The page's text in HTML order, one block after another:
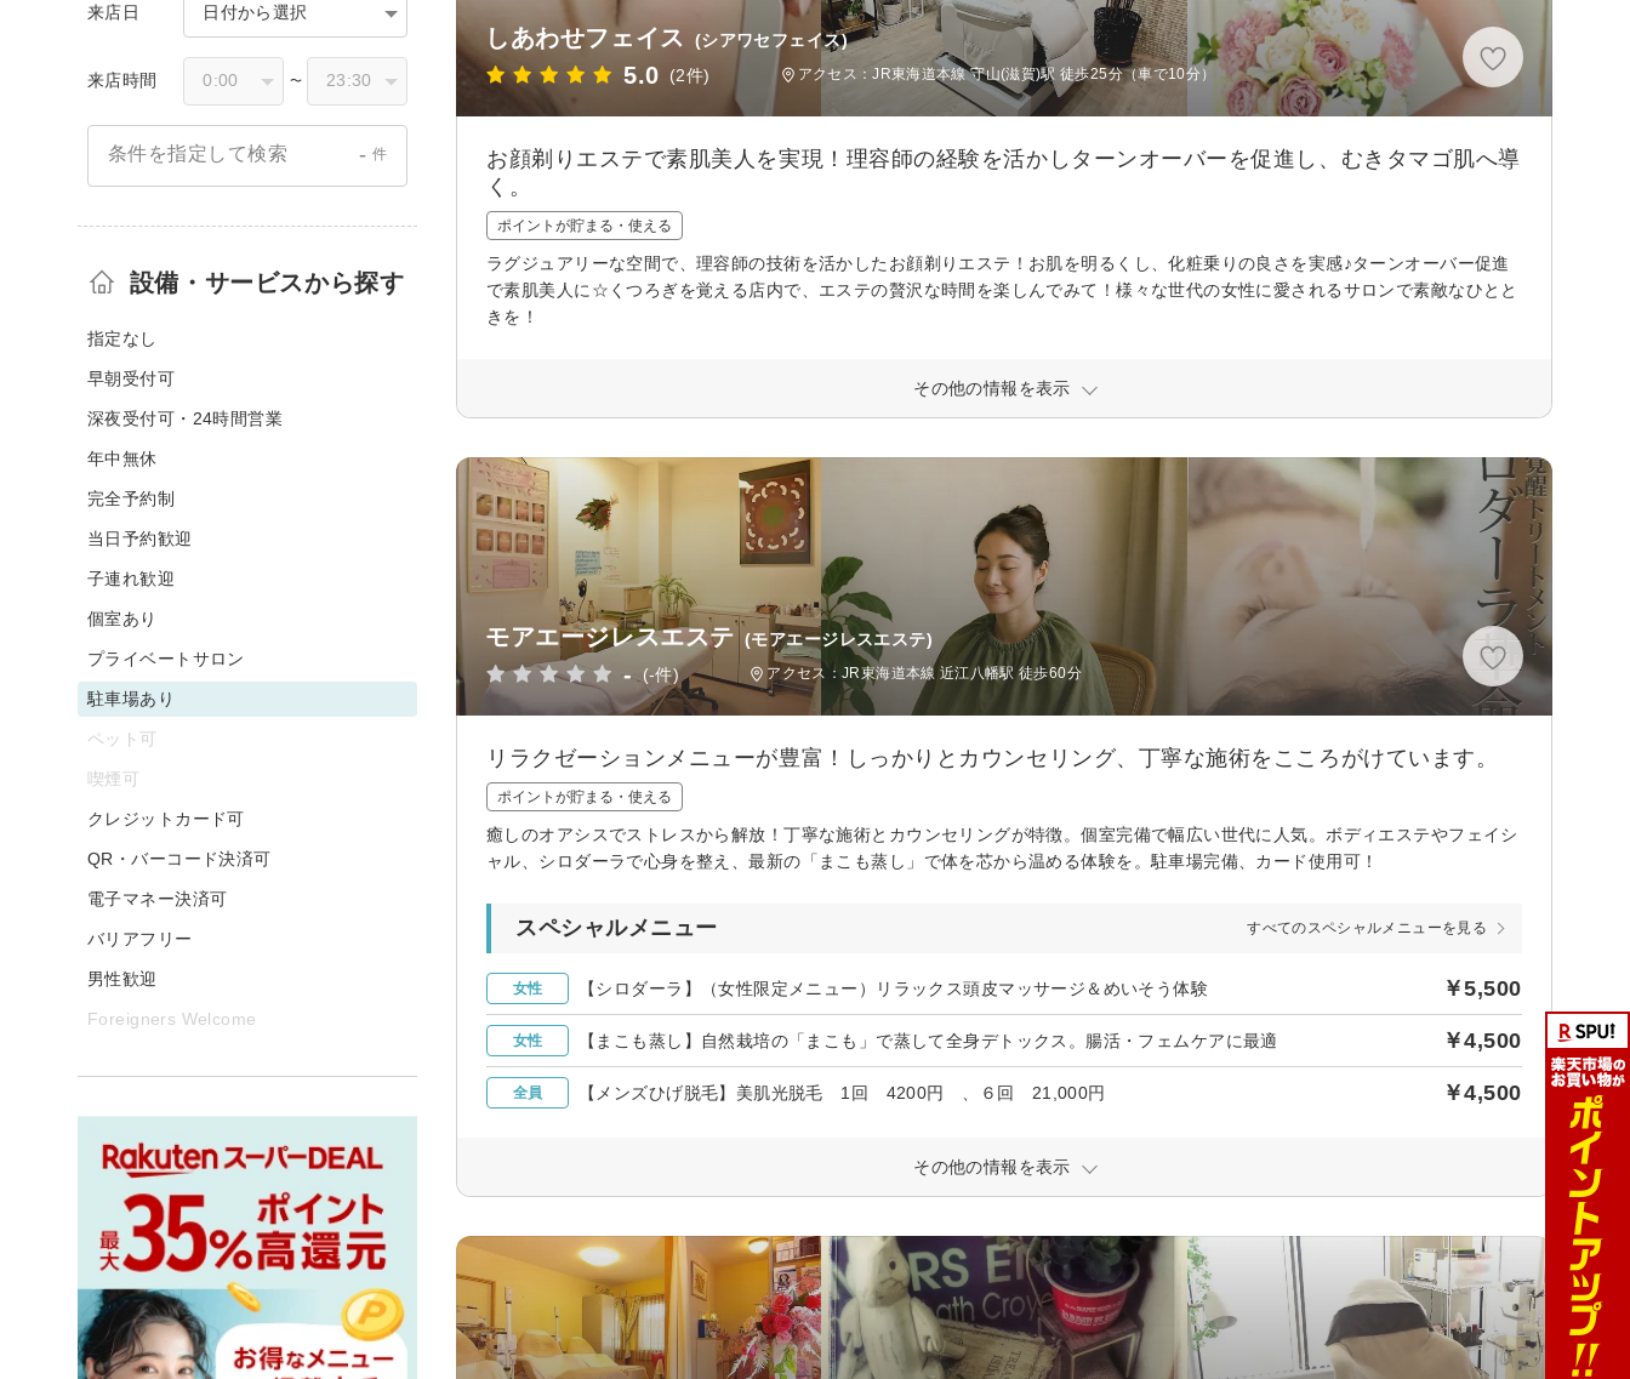
しあわせフェイス (シアワセフェイス)
5.0 (2件) アクセス：JR東海道本線 守山(滋賀)駅 徒歩25分（車で10分）
お顔剃りエステで素肌美人を実現！理容師の経験を活かしターンオーバーを促進し、むきタマゴ肌へ導
く。
ポイントが貯まる・使える
ラグジュアリーな空間で、理容師の技術を活かしたお顔剃りエステ！お肌を明るくし、化粧乗りの良さを実感♪ターンオーバー促進
で素肌美人に☆くつろぎを覚える店内で、エステの贅沢な時間を楽しんでみて！様々な世代の女性に愛されるサロンで素敵なひとと
きを！
その他の情報を表示
モアエージレスエステ (モアエージレスエステ)
- (-件) アクセス：JR東海道本線 近江八幡駅 徒歩60分
リラクゼーションメニューが豊富！しっかりとカウンセリング、丁寧な施術をこころがけています。
ポイントが貯まる・使える
癒しのオアシスでストレスから解放！丁寧な施術とカウンセリングが特徴。個室完備で幅広い世代に人気。ボディエステやフェイシ
ャル、シロダーラで心身を整え、最新の「まこも蒸し」で体を芯から温める体験を。駐車場完備、カード使用可！
スペシャルメニュー すべてのスペシャルメニューを見る
女性 【シロダーラ】（女性限定メニュー）リラックス頭皮マッサージ＆めいそう体験 ￥5,500
女性 【まこも蒸し】自然栽培の「まこも」で蒸して全身デトックス。腸活・フェムケアに最適 ￥4,500
全員 【メンズひげ脱毛】美肌光脱毛 1回 4200円 、６回 21,000円 ￥4,500
その他の情報を表示
来店日 日付から選択
来店時間 〜
条件を指定して検索 - 件
設備・サービスから探す
指定なし
早朝受付可
深夜受付可・24時間営業
年中無休
完全予約制
当日予約歓迎
子連れ歓迎
個室あり
プライベートサロン
駐車場あり
ペット可
喫煙可
クレジットカード可
QR・バーコード決済可
電子マネー決済可
バリアフリー
男性歓迎
Foreigners Welcome